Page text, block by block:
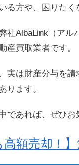
る方や、困りた
社AlbaLink（ア
産買取業者です。
実は財産分与を
ります。
であれば、ぜひお
額売却！